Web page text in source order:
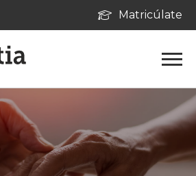
Matricúlate